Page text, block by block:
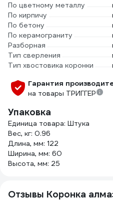
По цветному металлу
По кирпичу
По бетону
По керамограниту
Разборная
Тип сверления
Тип хвостовика коронки
Гарантия
на товары ТРИГГЕР
Упаковка
Единица товара: Штука
Вес, кг: 0.96
Длина, мм: 122
Ширина, мм: 60
Высота, мм: 25
Отзывы Коронка